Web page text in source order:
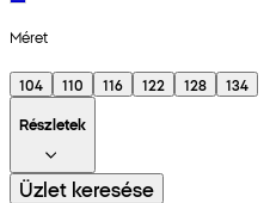
Méret
104 110 116 122 128
134
Részletek
Üzlet keresése